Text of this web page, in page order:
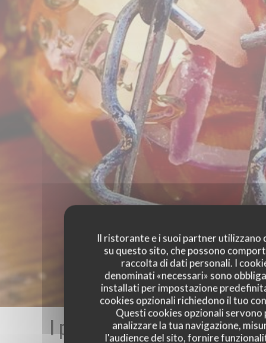
Il ristorante e i suoi partner utilizzano
su questo sito, che possono
raccolta di dati personali. I
denominati «necessari» sono
installati per impostazione
cookies opzionali richiedono il tuo
Questi cookies opzionali servono
analizzare la tua navigazione,
l'audience del sito, fornire
I pareri dei nostri clienti